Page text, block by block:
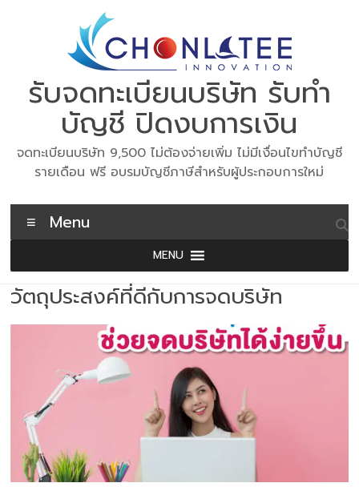
รับจดทะเบียนบริษัท รับทำ
บัญชี ปิดงบการเงิน
จดทะเบียนบริษัท 9,500 ไม่ต้องจ่ายเพิ่ม ไม่มีเงื่อนไขทำบัญชี
รายเดือน ฟรี อบรมบัญชีภาษีสำหรับผู้ประกอบการใหม่
Menu
MENU
วัตถุประสงค์ที่ดีกับการจดบริษัท